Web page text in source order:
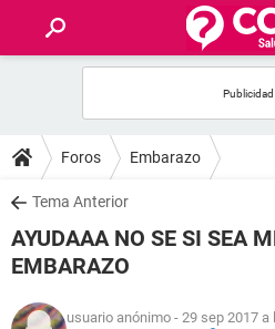
FOROS
SALUD
FAMILIA
NUTRICIÓN
Foros Embarazo
Tema Anterior
AYUDAAA NO SE SI SEA
EMBARAZO
usuario anónimo - 29 sep 2017 a